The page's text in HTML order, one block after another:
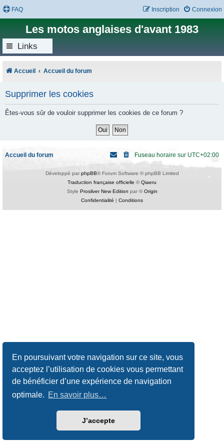
En poursuivant votre navigation sur ce site, vous
acceptez l’utilisation de cookies vous permettant
de bénéficier d’une expérience de navigation
optimale. En savoir plus…
J’accepte
FAQ Connexion
Inscription
Les motos anglaises d'avant 1983
Links
Accueil Accueil du forum
Supprimer les cookies
Êtes-vous sûr de vouloir supprimer les cookies de ce forum ?
Accueil du forum Fuseau horaire sur UTC+02:00
Développé par phpBB® Forum Software © phpBB Limited
Traduction française officielle ©Qiaeru
Style Prosilver New Edition par ©Origin
Confidentialité | Conditions